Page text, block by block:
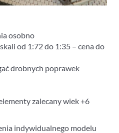
osobno
od 1:72 do 1:35 – cena do
drobnych poprawek
zalecany wiek +6
indywidualnego modelu